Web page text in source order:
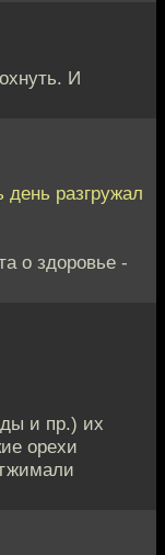
И
день разгружал
о здоровье -
и пр.) их
орехи